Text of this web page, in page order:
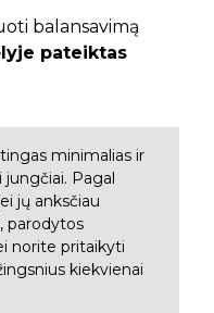
balansavimą
pateiktas
minimalias ir
Pagal
jų anksčiau
parodytos
norite pritaikyti
kiekvienai